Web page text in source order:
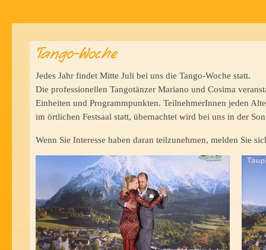
Tango-Woche
Jedes Jahr findet Mitte Juli bei uns die Tango-Woche statt.
Die professionellen Tangotänzer Mariano und Cosima
Einheiten und Programmpunkten. TeilnehmerInnen jeden
im örtlichen Festsaal statt, übernachtet wird bei uns in der
Wenn Sie Interesse haben daran teilzunehmen, melden Sie